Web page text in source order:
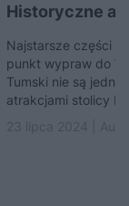
Historyczne
Najstarsze części
punkt wypraw do
Tumski nie są
atrakcjami stolicy